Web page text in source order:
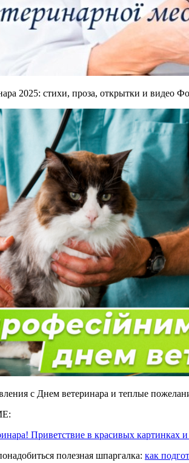
2025: стихи, проза, открытки и видео
с Днем ветеринара и теплые
Приветствие в красивых картинках
полезная шпаргалка: как